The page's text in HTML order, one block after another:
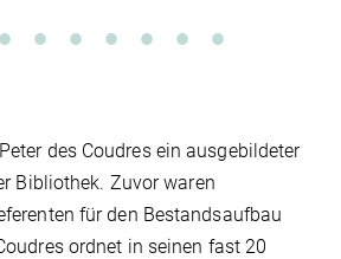
des Coudres ein ausgebildeter
Bibliothek. Zuvor waren
für den Bestandsaufbau
ordnet in seinen fast 20